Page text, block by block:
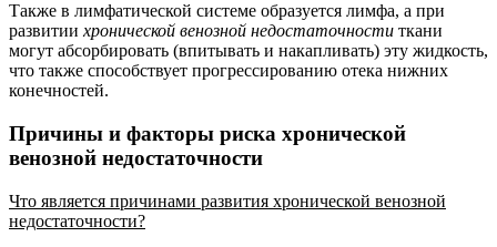
Также в лимфатической системе образуется лимфа, а при
развитии хронической венозной недостаточности ткани
могут абсорбировать (впитывать и накапливать) эту жидкость,
что также способствует прогрессированию отека нижних
конечностей.
Причины и факторы риска хронической
венозной недостаточности
Что является причинами развития хронической венозной
недостаточности?